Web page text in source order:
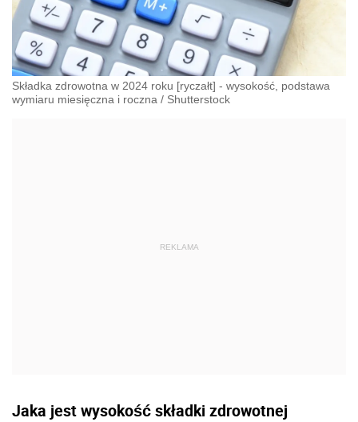
Składka zdrowotna w 2024 roku [ryczałt] - wysokość, podstawa
wymiaru miesięczna i roczna / Shutterstock
Jaka jest wysokość składki zdrowotnej